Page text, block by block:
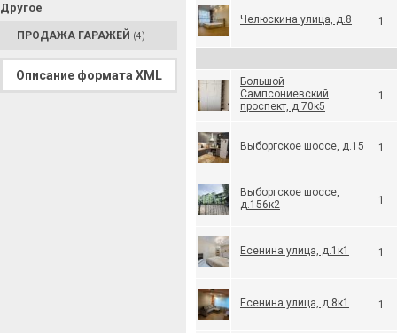
Другое
ПРОДАЖА ГАРАЖЕЙ (4)
Описание формата XML
Челюскина улица, д.8 1
Большой
Сампсониевский
проспект, д.70к5
1
Выборгское шоссе, д.15 1
Выборгское шоссе,
д.156к2
1
Есенина улица, д.1к1 1
Есенина улица, д.8к1 1